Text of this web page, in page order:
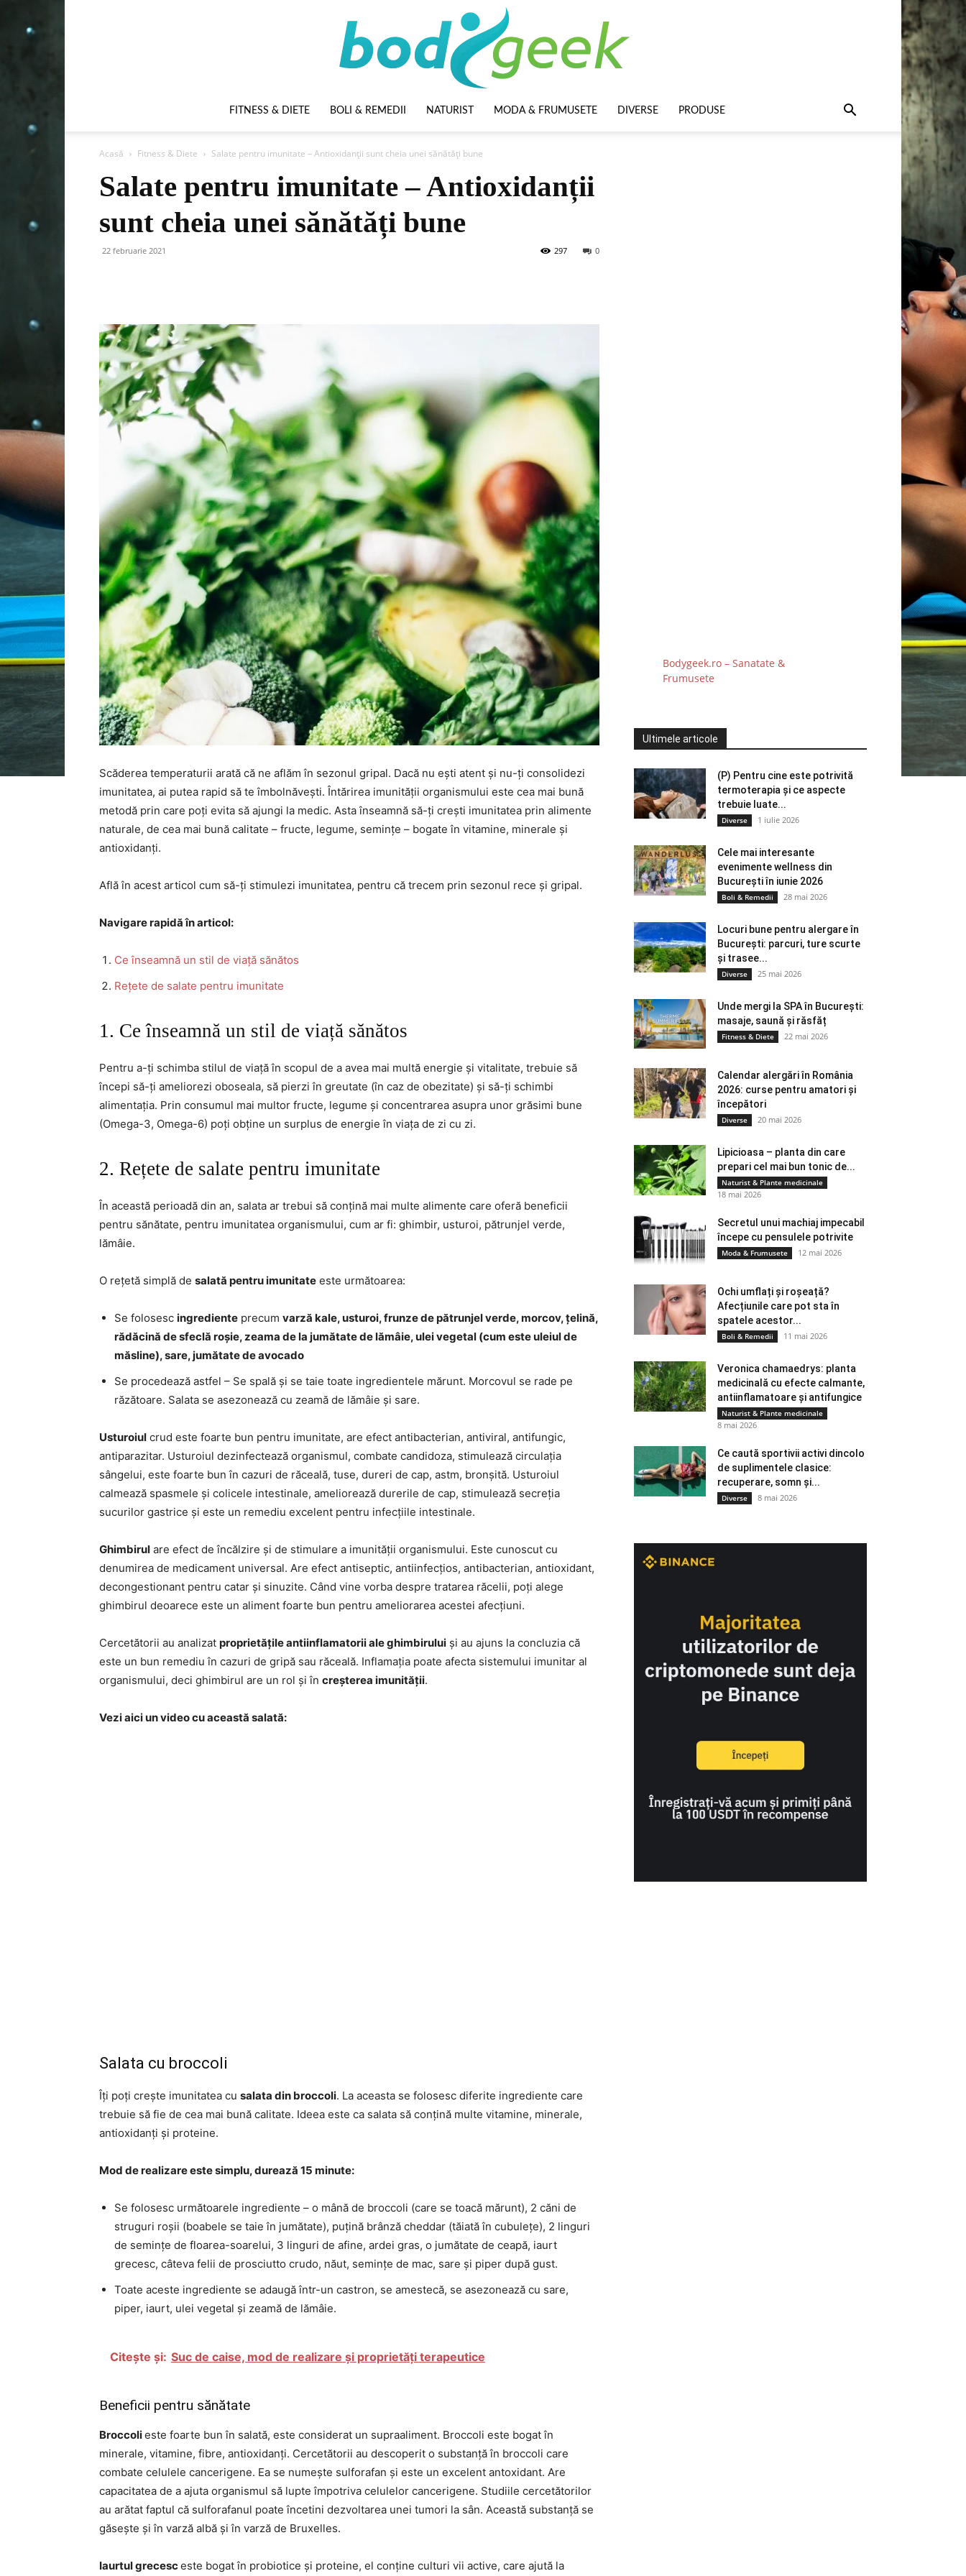
FITNESS & DIETE BOLI & REMEDII NATURIST MODA & FRUMUSETE DIVERSE PRODUSE
Acasă Fitness & Diete Salate pentru imunitate – Antioxidanții sunt cheia unei sănătăți bune
Salate pentru imunitate – Antioxidanții
sunt cheia unei sănătăți bune
22 februarie 2021 0
297
Scăderea temperaturii arată că ne aflăm în sezonul gripal. Dacă nu ești atent și nu-ți consolidezi
imunitatea, ai putea rapid să te îmbolnăvești. Întărirea imunității organismului este cea mai bună
metodă prin care poți evita să ajungi la medic. Asta înseamnă să-ți crești imunitatea prin alimente
naturale, de cea mai bună calitate – fructe, legume, semințe – bogate în vitamine, minerale și
antioxidanți.
Află în acest articol cum să-ți stimulezi imunitatea, pentru că trecem prin sezonul rece și gripal.
Navigare rapidă în articol:
Ce înseamnă un stil de viață sănătos
Rețete de salate pentru imunitate
1. Ce înseamnă un stil de viață sănătos
Pentru a-ți schimba stilul de viață în scopul de a avea mai multă energie și vitalitate, trebuie să
începi să-ți ameliorezi oboseala, să pierzi în greutate (în caz de obezitate) și să-ți schimbi
alimentația. Prin consumul mai multor fructe, legume și concentrarea asupra unor grăsimi bune
(Omega-3, Omega-6) poți obține un surplus de energie în viața de zi cu zi.
2. Rețete de salate pentru imunitate
În această perioadă din an, salata ar trebui să conțină mai multe alimente care oferă beneficii
pentru sănătate, pentru imunitatea organismului, cum ar fi: ghimbir, usturoi, pătrunjel verde,
lămâie.
O rețetă simplă de salată pentru imunitate este următoarea:
Se folosesc ingrediente precum varză kale, usturoi, frunze de pătrunjel verde, morcov, țelină,
rădăcină de sfeclă roșie, zeama de la jumătate de lămâie, ulei vegetal (cum este uleiul de
măsline), sare, jumătate de avocado
Se procedează astfel – Se spală și se taie toate ingredientele mărunt. Morcovul se rade pe
răzătoare. Salata se asezonează cu zeamă de lămâie și sare.
Usturoiul crud este foarte bun pentru imunitate, are efect antibacterian, antiviral, antifungic,
antiparazitar. Usturoiul dezinfectează organismul, combate candidoza, stimulează circulația
sângelui, este foarte bun în cazuri de răceală, tuse, dureri de cap, astm, bronșită. Usturoiul
calmează spasmele și colicele intestinale, ameliorează durerile de cap, stimulează secreția
sucurilor gastrice și este un remediu excelent pentru infecțiile intestinale.
Ghimbirul are efect de încălzire și de stimulare a imunității organismului. Este cunoscut cu
denumirea de medicament universal. Are efect antiseptic, antiinfecțios, antibacterian, antioxidant,
decongestionant pentru catar și sinuzite. Când vine vorba despre tratarea răcelii, poți alege
ghimbirul deoarece este un aliment foarte bun pentru ameliorarea acestei afecțiuni.
Cercetătorii au analizat proprietățile antiinflamatorii ale ghimbirului și au ajuns la concluzia că
este un bun remediu în cazuri de gripă sau răceală. Inflamația poate afecta sistemului imunitar al
organismului, deci ghimbirul are un rol și în creșterea imunității.
Vezi aici un video cu această salată:
Salata cu broccoli
Îți poți crește imunitatea cu salata din broccoli. La aceasta se folosesc diferite ingrediente care
trebuie să fie de cea mai bună calitate. Ideea este ca salata să conțină multe vitamine, minerale,
antioxidanți și proteine.
Mod de realizare este simplu, durează 15 minute:
Se folosesc următoarele ingrediente – o mână de broccoli (care se toacă mărunt), 2 căni de
struguri roșii (boabele se taie în jumătate), puțină brânză cheddar (tăiată în cubulețe), 2 linguri
de semințe de floarea-soarelui, 3 linguri de afine, ardei gras, o jumătate de ceapă, iaurt
grecesc, câteva felii de prosciutto crudo, năut, semințe de mac, sare și piper după gust.
Toate aceste ingrediente se adaugă într-un castron, se amestecă, se asezonează cu sare,
piper, iaurt, ulei vegetal și zeamă de lămâie.
Citește și: Suc de caise, mod de realizare și proprietăți terapeutice
Beneficii pentru sănătate
Broccolieste foarte bun în salată, este considerat un supraaliment. Broccoli este bogat în
minerale, vitamine, fibre, antioxidanți. Cercetătorii au descoperit o substanță în broccoli care
combate celulele cancerigene. Ea se numește sulforafan și este un excelent antoxidant. Are
capacitatea de a ajuta organismul să lupte împotriva celulelor cancerigene. Studiile cercetătorilor
au arătat faptul că sulforafanul poate încetini dezvoltarea unei tumori la sân. Această substanță se
găsește și în varză albă și în varză de Bruxelles.
Iaurtul grecesceste bogat în probiotice și proteine, el conține culturi vii active, care ajută la
Bodygeek.ro – Sanatate &
Frumusete
Ultimele articole
(P) Pentru cine este potrivită
termoterapia și ce aspecte
trebuie luate...
Diverse 1 iulie 2026
Cele mai interesante
evenimente wellness din
București în iunie 2026
Boli & Remedii 28 mai 2026
Locuri bune pentru alergare în
București: parcuri, ture scurte
și trasee...
Diverse 25 mai 2026
Unde mergi la SPA în București:
masaje, saună și răsfăț
Fitness & Diete 22 mai 2026
Calendar alergări în România
2026: curse pentru amatori și
începători
Diverse 20 mai 2026
Lipicioasa – planta din care
prepari cel mai bun tonic de...
Naturist & Plante medicinale
18 mai 2026
Secretul unui machiaj impecabil
începe cu pensulele potrivite
Moda & Frumusete 12 mai 2026
Ochi umflați și roșeață?
Afecțiunile care pot sta în
spatele acestor...
Boli & Remedii 11 mai 2026
Veronica chamaedrys: planta
medicinală cu efecte calmante,
antiinflamatoare și antifungice
Naturist & Plante medicinale
8 mai 2026
Ce caută sportivii activi dincolo
de suplimentele clasice:
recuperare, somn și...
Diverse 8 mai 2026